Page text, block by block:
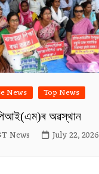
News Top News
অৱস্থান
News July 22, 2026